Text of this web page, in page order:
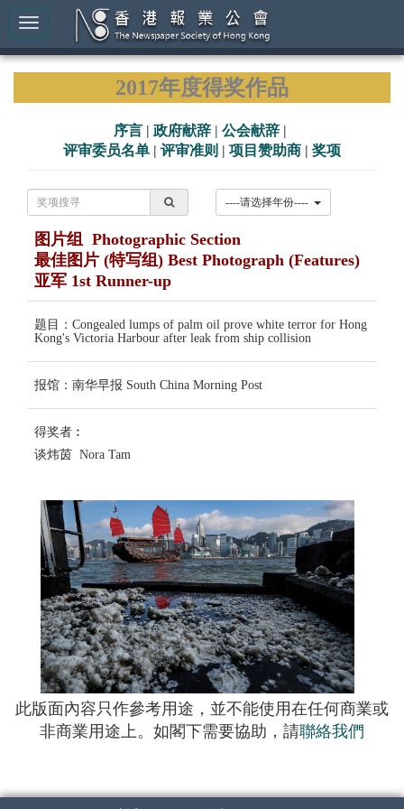
2017年度得奖作品
序言 | 政府献辞 | 公会献辞 |
评审委员名单 | 评审准则 | 项目赞助商 | 奖项
图片组 Photographic Section
最佳图片 (特写组) Best Photograph (Features)
亚军 1st Runner-up
题目：Congealed lumps of palm oil prove white terror for Hong
Kong's Victoria Harbour after leak from ship collision
报馆：南华早报 South China Morning Post
得奖者︰
谈炜茵 Nora Tam
此版面內容只作參考用途，並不能使用在任何商業或
非商業用途上。如閣下需要協助，請聯絡我們